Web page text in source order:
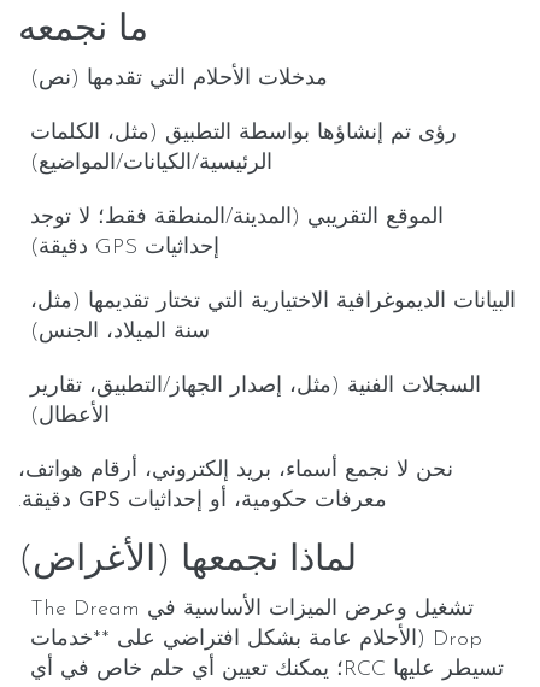
ما نجمعه
مدخلات الأحلام التي تقدمها (نص)
رؤى تم إنشاؤها بواسطة التطبيق (مثل، الكلمات
الرئيسية/الكيانات/المواضيع)
الموقع التقريبي (المدينة/المنطقة فقط؛ لا توجد
إحداثيات GPS دقيقة)
البيانات الديموغرافية الاختيارية التي تختار تقديمها (مثل،
سنة الميلاد، الجنس)
السجلات الفنية (مثل، إصدار الجهاز/التطبيق، تقارير
الأعطال)
نحن لا نجمع أسماء، بريد إلكتروني، أرقام هواتف،
معرفات حكومية، أو إحداثيات GPS دقيقة .
لماذا نجمعها (الأغراض)
تشغيل وعرض الميزات الأساسية في The Dream
Drop (
الأحلام عامة بشكل افتراضي على **خدمات
تسيطر عليها RCC؛ يمكنك تعيين أي حلم
خاص في أي